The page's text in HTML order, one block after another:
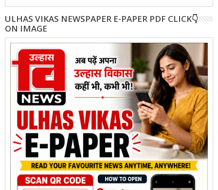
ULHAS VIKAS NEWSPAPER E-PAPER PDF CLICK👇
ON IMAGE